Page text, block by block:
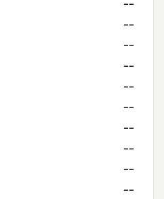
--
--
--
--
--
--
--
--
--
--